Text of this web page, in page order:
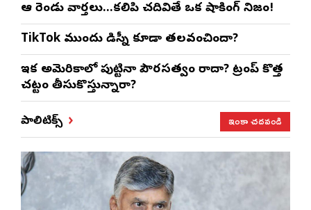
ఆ రెండు వార్తలు…కలిపి చదివితే ఒక షాకింగ్ నిజం!
TikTok ముందు డిస్నీ కూడా తలవంచిందా?
ఇక అమెరికాలో పుట్టినా పౌరసత్వం రాదా? ట్రంప్ కొత్త
చట్టం తీసుకొస్తున్నారా?
పాలిటిక్స్ ఇంకా చదవండి